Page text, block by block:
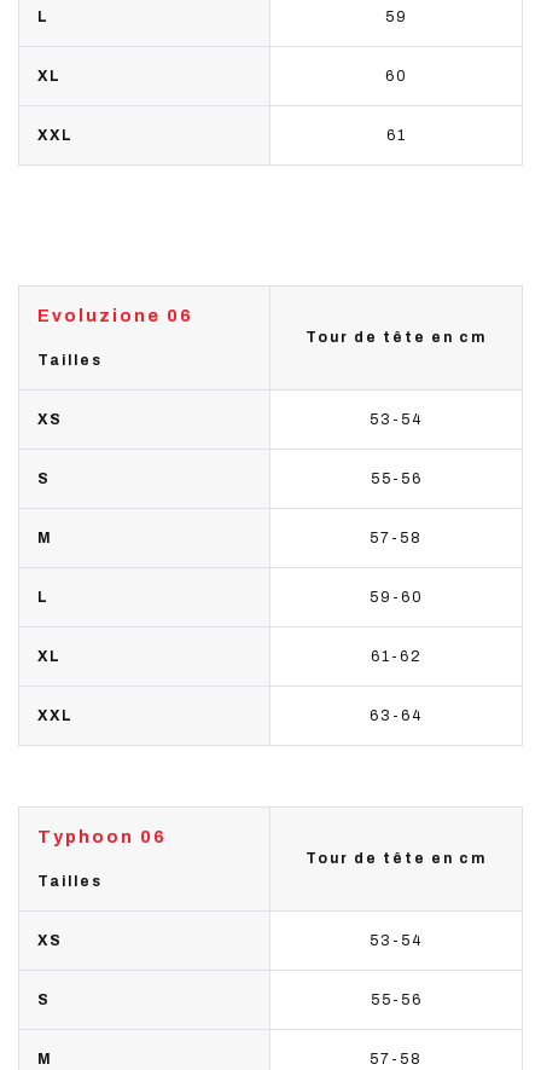
L 59
XL 60
XXL 61
Evoluzione 06
Tailles
Tour de tête en cm
XS 53-54
S 55-56
M 57-58
L 59-60
XL 61-62
XXL 63-64
Typhoon 06
Tailles
Tour de tête en cm
XS 53-54
S 55-56
M 57-58